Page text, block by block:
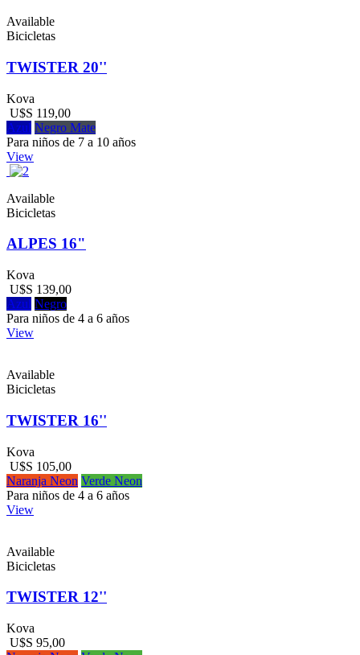
Available
Bicicletas
TWISTER 20''
Kova
U$S 119,00
Azul Negro Mate
Para niños de 7 a 10 años
View
Available
Bicicletas
ALPES 16"
Kova
U$S 139,00
Azul Negro
Para niños de 4 a 6 años
View
Available
Bicicletas
TWISTER 16''
Kova
U$S 105,00
Naranja Neon Verde Neon
Para niños de 4 a 6 años
View
Available
Bicicletas
TWISTER 12''
Kova
U$S 95,00